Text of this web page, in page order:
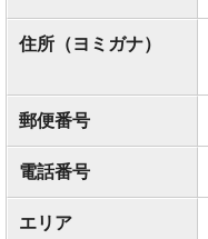
住所（ヨミガナ）
郵便番号
電話番号
エリア